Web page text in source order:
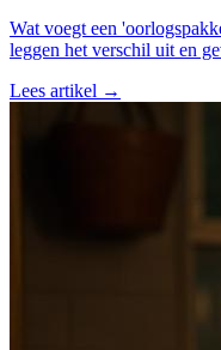
Wat voegt een
leggen het verschil uit en
Lees artikel →